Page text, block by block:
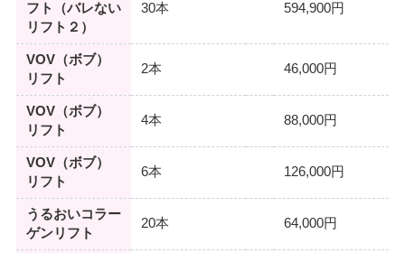
フト（バレない
リフト２）
30本 594,900円
VOV（ボブ）
リフト
2本 46,000円
VOV（ボブ）
リフト
4本 88,000円
VOV（ボブ）
リフト
6本 126,000円
うるおいコラー
ゲンリフト
20本 64,000円